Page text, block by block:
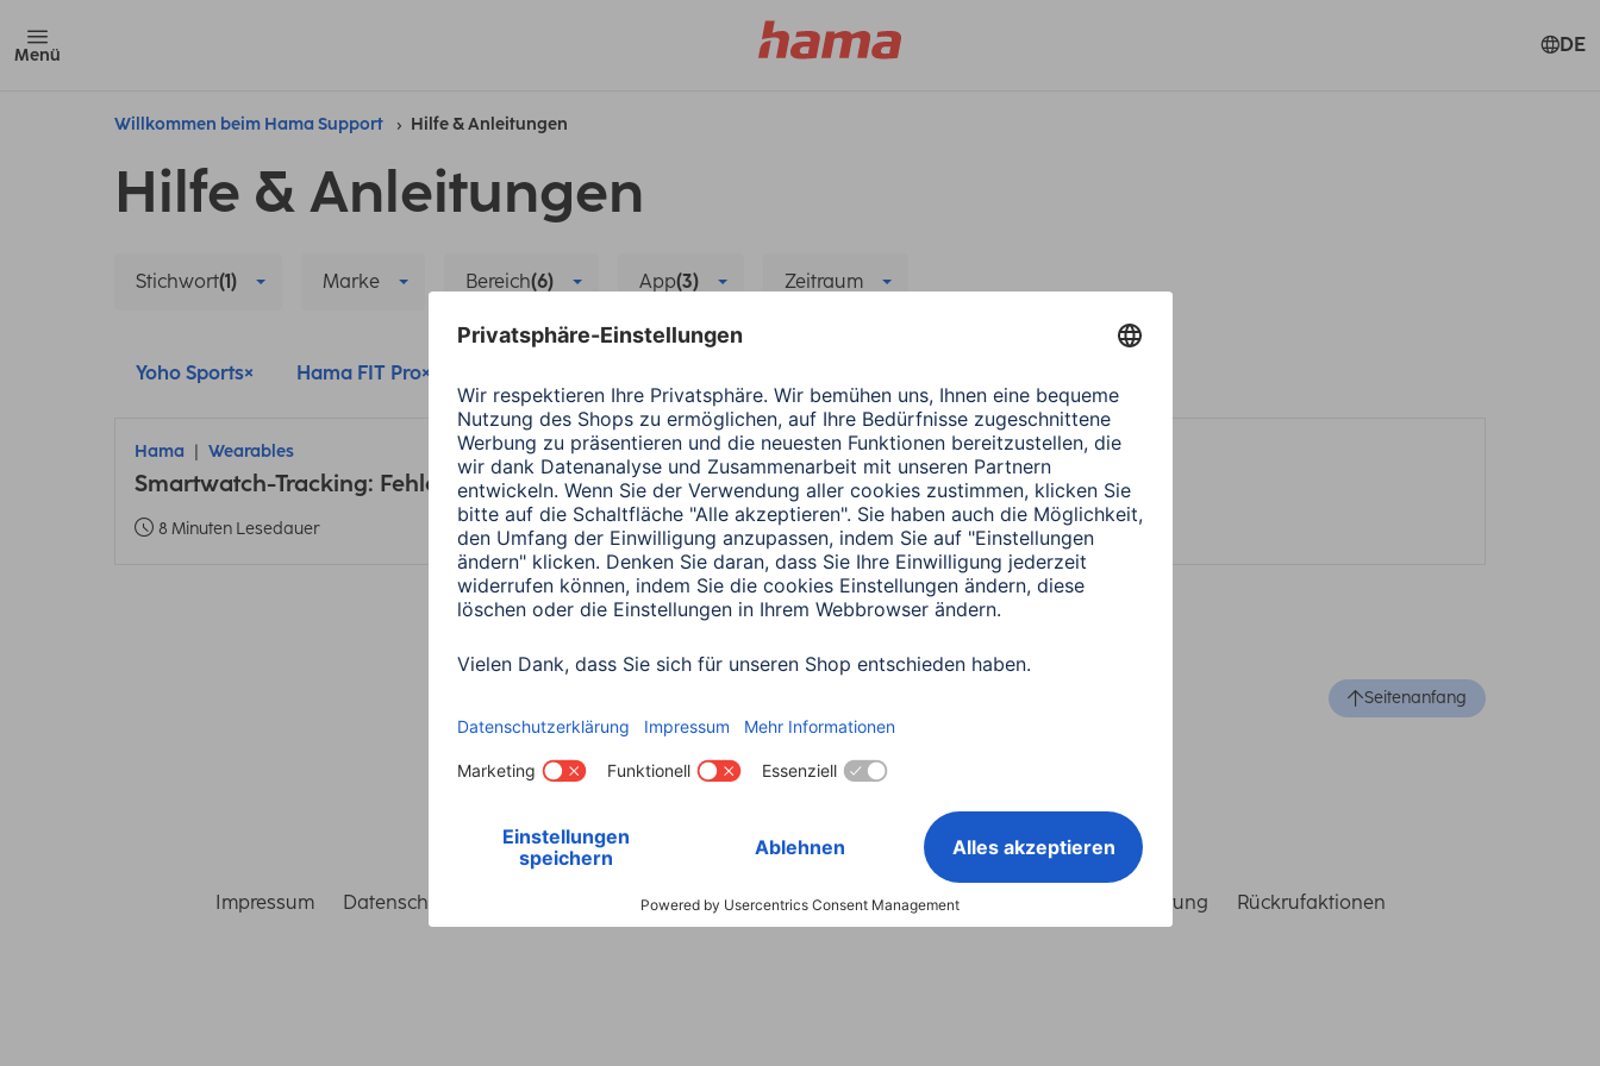
Menü DE
Willkommen beim Hama Support Hilfe & Anleitungen
Hilfe & Anleitungen
Stichwort(1) Marke Bereich(6) App(3) Zeitraum
Yoho Sports Hama FIT Pro
Hama Wearables
Smartwatch-Tracking: Fehler bei Energiesparen
8 Minuten Lesedauer
Seitenanfang
Land wählen
Impressum Datenschutz Garantiebestimmungen Konformitätserklärungen Barrierefreiheitserklärung Rückrufaktionen